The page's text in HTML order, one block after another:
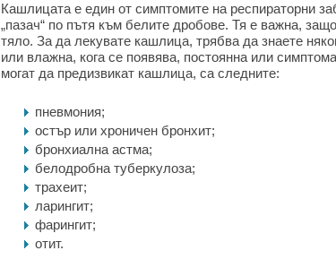
Кашлицата е един от симптомите на респираторни
„пазач“ по пътя към белите дробове. Тя е важна,
тяло. За да лекувате кашлица, трябва да знаете
или влажна, кога се появява, постоянна или
могат да предизвикат кашлица, са следните:
пневмония;
остър или хроничен бронхит;
бронхиална астма;
белодробна туберкулоза;
трахеит;
ларингит;
фарингит;
отит.